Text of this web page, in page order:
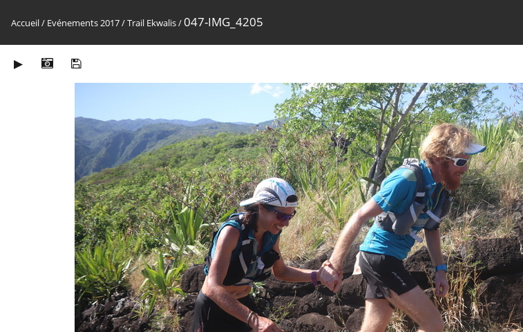
Accueil/ Evénements 2017/Trail Ekwalis/047-IMG_4205